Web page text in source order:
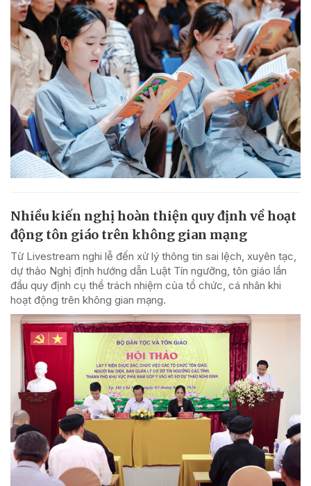
Nhiều kiến nghị hoàn thiện quy định về hoạt
động tôn giáo trên không gian mạng
Từ Livestream nghi lễ đến xử lý thông tin sai lệch, xuyên tạc,
dự thảo Nghị định hướng dẫn Luật Tín ngưỡng, tôn giáo lần
đầu quy định cụ thể trách nhiệm của tổ chức, cá nhân khi
hoạt động trên không gian mạng.